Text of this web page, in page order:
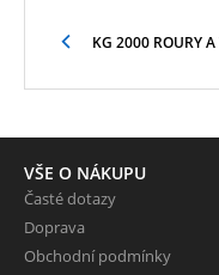
KG 2000 ROURY A
VŠE O NÁKUPU
Časté dotazy
Doprava
Obchodní podmínky